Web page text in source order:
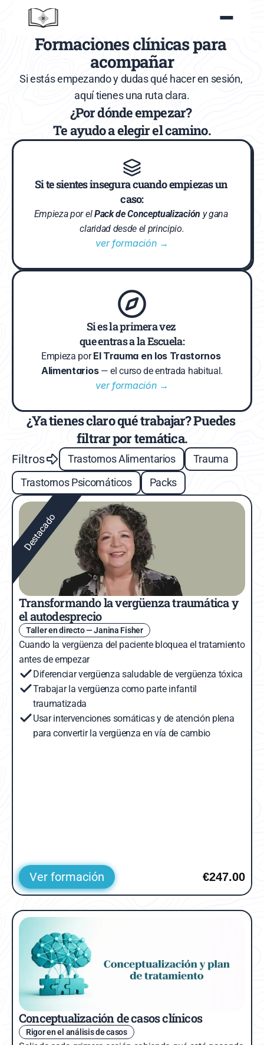
Formaciones clínicas para
acompañar
Si estás empezando y dudas qué hacer en sesión,
aquí tienes una ruta clara.
¿Por dónde empezar?
Te ayudo a elegir el camino.
Si te sientes insegura cuando empiezas un
caso:
Empieza por el Pack de Conceptualización y gana
claridad desde el principio.
ver formación →
Si es la primera vez
que entras a la Escuela:
Empieza por El Trauma en los Trastornos
Alimentarios — el curso de entrada habitual.
ver formación →
¿Ya tienes claro qué trabajar? Puedes
filtrar por temática.
Filtros Trastornos Alimentarios
Trauma
Trastornos Psicomáticos
Packs
Destacado
Taller en directo — Janina Fisher
Transformando la vergüenza traumática y
el autodesprecio
Cuando la vergüenza del paciente bloquea el tratamiento
antes de empezar
Diferenciar vergüenza saludable de vergüenza tóxica
Trabajar la vergüenza como parte infantil
traumatizada
Usar intervenciones somáticas y de atención plena
para convertir la vergüenza en vía de cambio
Ver formación €247.00
Rigor en el análisis de casos
Conceptualización de casos clínicos